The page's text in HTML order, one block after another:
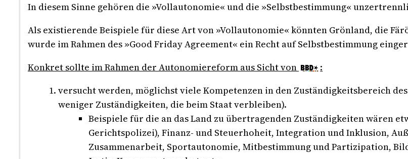
In diesem Sinne gehören die »Vollautonomie« und die »Selbstbestimmung«
Als existierende Beispiele für diese Art von »Vollautonomie« könnten Grönland, die
wurde im Rahmen des »Good Friday Agreement« ein Recht auf Selbstbestimmung
Konkret sollte im Rahmen der Autonomiereform aus Sicht von
:
versucht werden, möglichst viele Kompetenzen in den Zuständigkeitsbereich
weniger Zuständigkeiten, die beim Staat verbleiben).
Beispiele für die an das Land zu übertragenden Zuständigkeiten wären
Gerichtspolizei), Finanz- und Steuerhoheit, Integration und Inklusion,
Zusammenarbeit, Sportautonomie, Mitbestimmung und Partizipation,